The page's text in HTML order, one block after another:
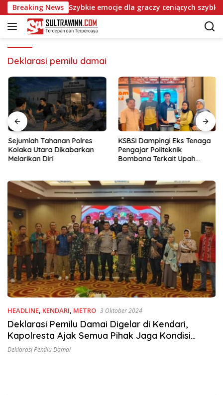
Langsung
ke
konten
Breaking News
Mafia Casino: Szybkie emocje dla graczy ceniących szybkie
Deklarasi pemilu damai
Sejumlah Tahanan Polres
Kolaka Utara Dikabarkan
Melarikan Diri
KSBSI Dampingi Eks Tenaga
Pengajar Politeknik
Bombana Terkait Upah
HEADLINE, KENDARI, METRO 3 Oktober 2024
Deklarasi Pemilu Damai Digelar di Kendari,
Kapolresta Ajak Semua Pihak Jaga Kondisi
Aman dan Kondusif
Deklarasi Pemilu Damai